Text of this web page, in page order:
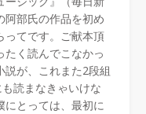
阿部氏の作品を初め
ってです。ご献本頂
たく読んでこなかっ
説が、これまた2段組
読まなきゃいけな
にとっては、最初に